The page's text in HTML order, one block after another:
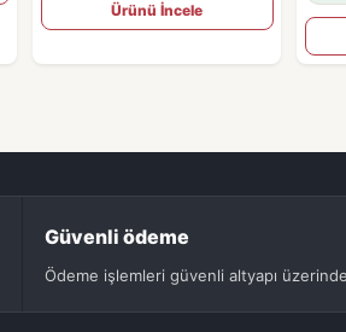
Ürünü İncele
Güvenli ödeme
Ödeme işlemleri güvenli altyapı